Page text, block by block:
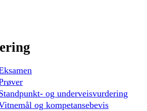
og underveisvurdering
og kompetansebevis